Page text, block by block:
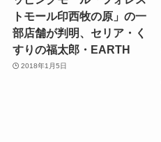
トモール印西牧の原」の一
部店舗が判明、セリア・く
すりの福太郎・EARTH
2018年1月5日